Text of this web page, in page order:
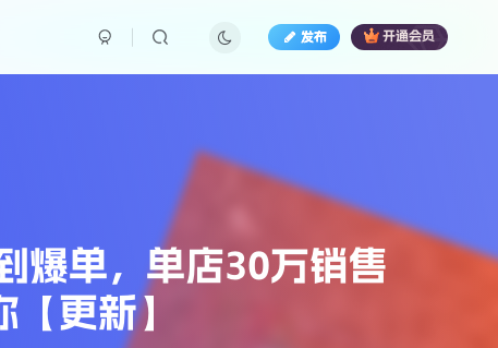
爆单，单店30万销售
更新】
发布 开通会员